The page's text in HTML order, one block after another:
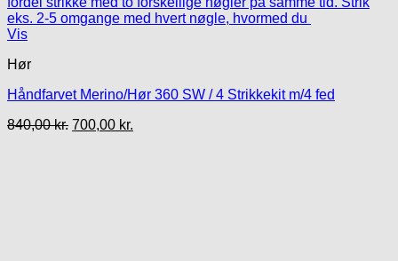
Vis
Hør
Håndfarvet Merino/Hør 360 SW / 4 Strikkekit m/4 fed
840,00kr. Den
700,00 kr.